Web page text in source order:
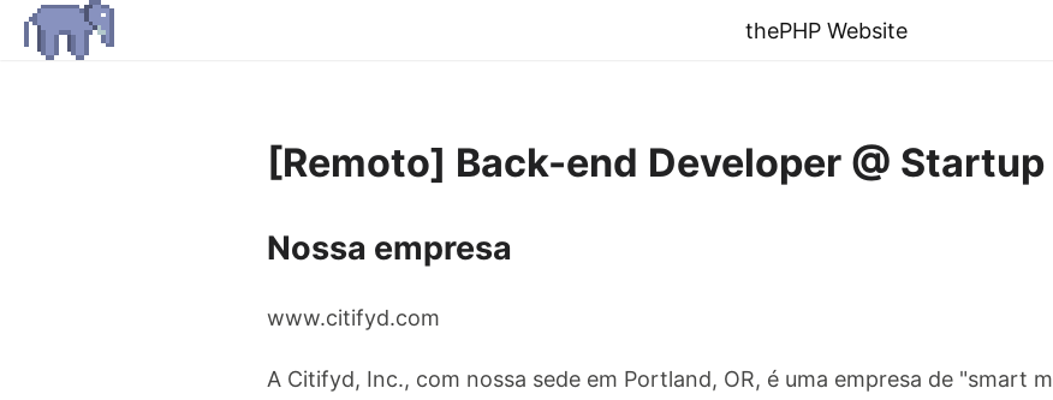
thePHP Website
[Remoto] Back-end Developer @
Nossa empresa
www.citifyd.com
A Citifyd, Inc., com nossa sede em Portland, OR, é uma empresa de "smart